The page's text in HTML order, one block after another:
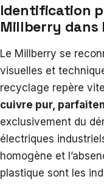
Identification
Millberry dans
Le Millberry se
visuelles et
recyclage repère
cuivre pur,
exclusivement du
électriques
homogène et
plastique sont les